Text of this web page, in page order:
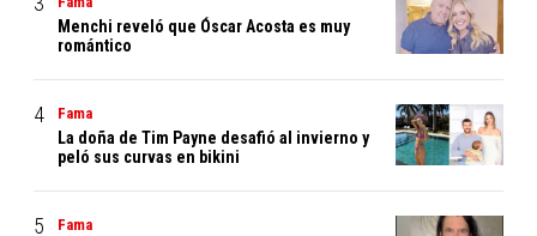
Menchi reveló que Óscar Acosta es muy
romántico
Fama
La doña de Tim Payne desafió al invierno y
peló sus curvas en bikini
Fama